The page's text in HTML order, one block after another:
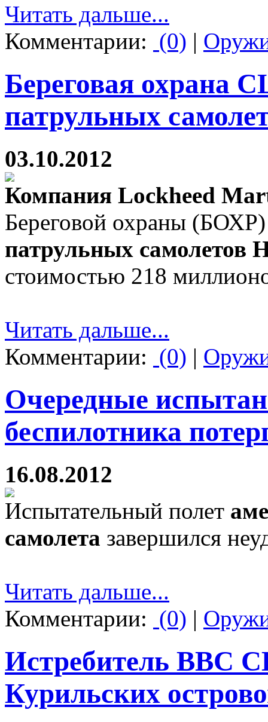
Читать дальше...
Комментарии: (0) |
Береговая охрана
патрульных
03.10.2012
Компания Lockheed
Береговой охраны
патрульных самолетов
стоимостью 218
Читать дальше...
Комментарии: (0) |
Очередные
беспилотника
16.08.2012
Испытательный полет
самолета завершился
Читать дальше...
Комментарии: (0) |
Истребитель ВВС
Курильских